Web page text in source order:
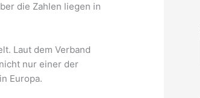
die Zahlen liegen in
Laut dem Verband
nur einer der
Europa.